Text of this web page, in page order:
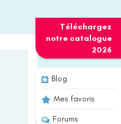
Téléchargez
notre catalogue
2026
Blog
Mes favoris
Forums